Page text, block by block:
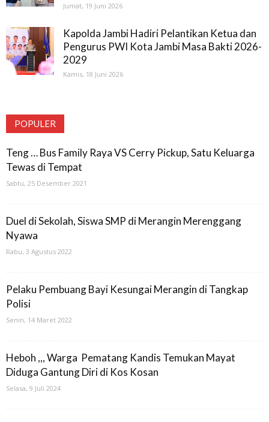
Jumat, 19 Juni 2026
Kapolda Jambi Hadiri Pelantikan Ketua dan
Pengurus PWI Kota Jambi Masa Bakti 2026-
2029
Kamis, 18 Juni 2026
POPULER
Teng … Bus Family Raya VS Cerry Pickup, Satu Keluarga
Tewas di Tempat
Sabtu, 25 Desember 2021
Duel di Sekolah, Siswa SMP di Merangin Merenggang
Nyawa
Rabu, 3 Agustus 2022
Pelaku Pembuang Bayi Kesungai Merangin di Tangkap
Polisi
Senin, 14 Maret 2022
Heboh ,,, Warga Pematang Kandis Temukan Mayat
Diduga Gantung Diri di Kos Kosan
Selasa, 9 Juli 2024